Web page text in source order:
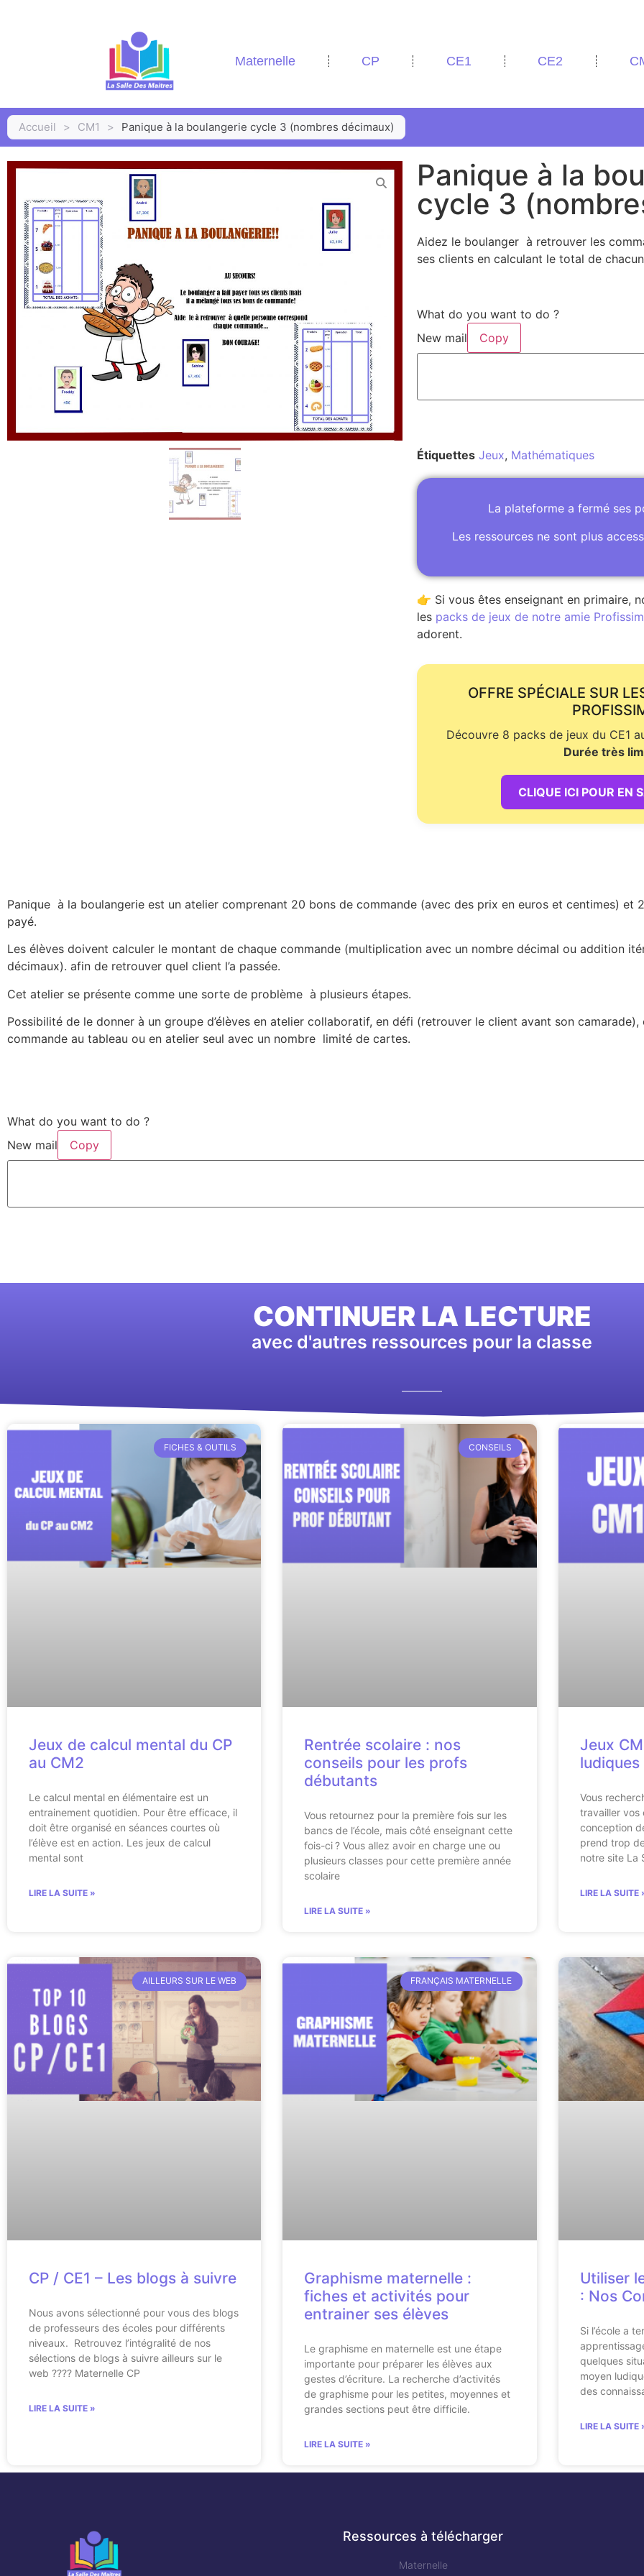
Maternelle CP CE1 CE2
Accueil > CM1 > Panique à la boulangerie cycle 3 (nombres décimaux)
Panique à la
cycle 3
Aidez le boulanger à retrouver les
ses clients en calculant le total de
What do you want to do ?
New mail
Copy
Étiquettes Jeux, Mathématiques
La plateforme a fermé ses
Les ressources ne sont plus
👉 Si vous êtes enseignant en primaire,
les packs de jeux de notre amie
adorent.
OFFRE SPÉCIALE SUR
Découvre 8 packs de jeux du CE1
Durée très
CLIQUE ICI POUR EN
Panique à la boulangerie est un atelier comprenant 20 bons de commande (avec des prix en euros et centimes) et
payé.
Les élèves doivent calculer le montant de chaque commande (multiplication avec un nombre décimal ou addition
décimaux). afin de retrouver quel client l’a passée.
Cet atelier se présente comme une sorte de problème à plusieurs étapes.
Possibilité de le donner à un groupe d’élèves en atelier collaboratif, en défi (retrouver le client avant son
commande au tableau ou en atelier seul avec un nombre limité de cartes.
What do you want to do ?
New mail
Copy
CONTINUER LA LECTURE
avec d'autres ressources pour la classe
FICHES & OUTILS
Jeux de calcul mental du CP
au CM2
Le calcul mental en élémentaire est un
entrainement quotidien. Pour être efficace, il
doit être organisé en séances courtes où
l’élève est en action. Les jeux de calcul
mental sont
LIRE LA SUITE »
CONSEILS
Rentrée scolaire : nos
conseils pour les profs
débutants
Vous retournez pour la première fois sur les
bancs de l’école, mais côté enseignant cette
fois-ci ? Vous allez avoir en charge une ou
plusieurs classes pour cette première année
scolaire
LIRE LA SUITE »
Jeux
Vous
travailler vos
conception
prend trop
notre site La
LIRE LA SUITE
AILLEURS SUR LE WEB
CP / CE1 – Les blogs à suivre
Nous avons sélectionné pour vous des blogs
de professeurs des écoles pour différents
niveaux. Retrouvez l’intégralité de nos
sélections de blogs à suivre ailleurs sur le
web ???? Maternelle CP
LIRE LA SUITE »
FRANÇAIS MATERNELLE
Graphisme maternelle :
fiches et activités pour
entrainer ses élèves
Le graphisme en maternelle est une étape
importante pour préparer les élèves aux
gestes d’écriture. La recherche d’activités
de graphisme pour les petites, moyennes et
grandes sections peut être difficile.
LIRE LA SUITE »
Utiliser
: Nos
Si l’école a
quelques
moyen
des
LIRE LA SUITE
Ressources à télécharger
Maternelle